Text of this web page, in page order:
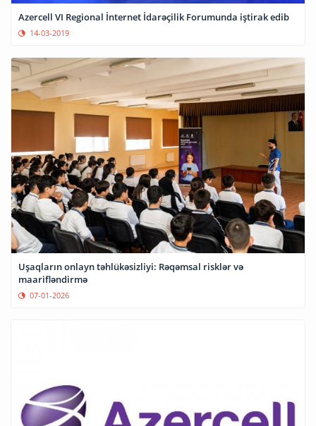
Azercell VI Regional İnternet İdarəçilik Forumunda iştirak edib
14-03-2019
Uşaqların onlayn təhlükəsizliyi: Rəqəmsal risklər və
maarifləndirmə
07-01-2026